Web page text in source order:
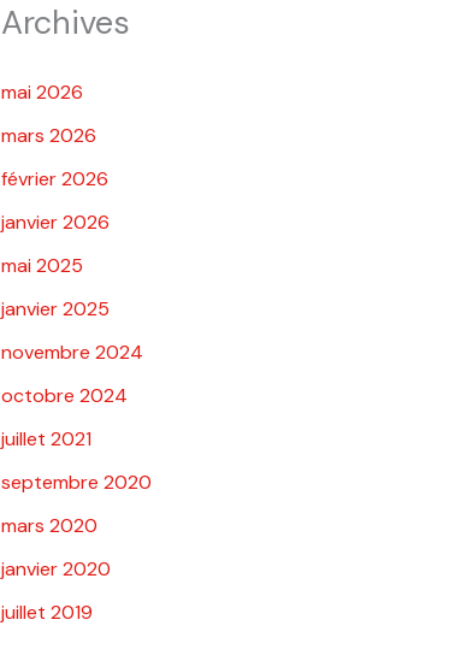
Archives
mai 2026
mars 2026
février 2026
janvier 2026
mai 2025
janvier 2025
novembre 2024
octobre 2024
juillet 2021
septembre 2020
mars 2020
janvier 2020
juillet 2019